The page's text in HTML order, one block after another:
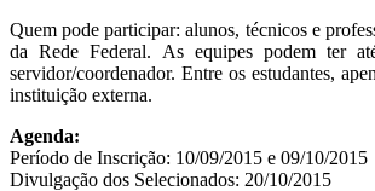
Quem pode participar: alunos, técnicos e
da Rede Federal. As equipes podem ter
servidor/coordenador. Entre os estudantes,
instituição externa.
Agenda:
Período de Inscrição: 10/09/2015 e 09/10/2015
Divulgação dos Selecionados: 20/10/2015